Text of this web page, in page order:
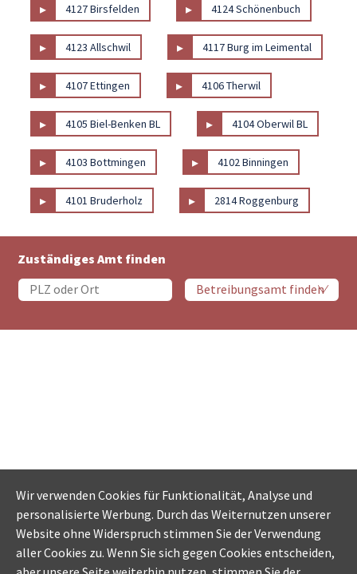
▸ 4127 Birsfelden ▸ 4124 Schönenbuch
▸ 4123 Allschwil ▸ 4117 Burg im Leimental
▸ 4107 Ettingen ▸ 4106 Therwil
▸ 4105 Biel-Benken BL ▸ 4104 Oberwil BL
▸ 4103 Bottmingen ▸ 4102 Binningen
▸ 4101 Bruderholz ▸ 2814 Roggenburg
Zuständiges Amt finden
Wir verwenden Cookies für Funktionalität, Analyse und
personalisierte Werbung. Durch das Weiternutzen unserer
Website ohne Widerspruch stimmen Sie der Verwendung
aller Cookies zu. Wenn Sie sich gegen Cookies entscheiden,